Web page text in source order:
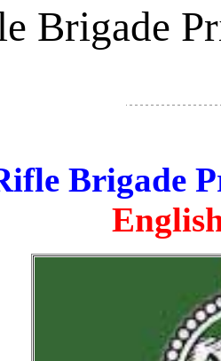
Brigade
Brigade